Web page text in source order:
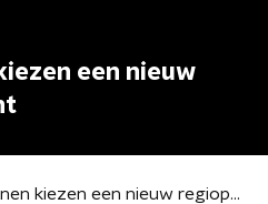
een nieuw
De Catalanen kiezen een nieuw regioparlement